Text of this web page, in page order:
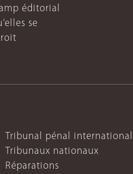
éditorial
se
Tribunal pénal
Tribunaux nationaux
Réparations